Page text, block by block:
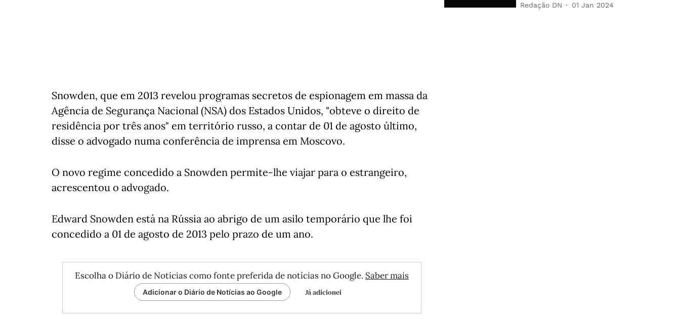
Snowden, que em 2013 revelou programas secretos de espionagem em massa da
Agência de Segurança Nacional (NSA) dos Estados Unidos, "obteve o direito de
residência por três anos" em território russo, a contar de 01 de agosto último,
disse o advogado numa conferência de imprensa em Moscovo.
O novo regime concedido a Snowden permite-lhe viajar para o estrangeiro,
acrescentou o advogado.
Edward Snowden está na Rússia ao abrigo de um asilo temporário que lhe foi
concedido a 01 de agosto de 2013 pelo prazo de um ano.
Escolha o Diário de Notícias como fonte preferida de notícias no Google. Saber mais
Adicionar o Diário de Notícias ao Google Já adicionei
Redação DN 01 Jan 2024